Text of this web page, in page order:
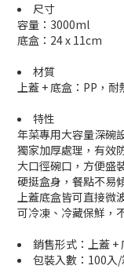
尺寸
容量：3000ml
底盒：24 x 11cm
材質
上蓋 + 底盒：PP，
特性
年菜專用大容量深碗
獨家加厚處理，有效
大口徑碗口，方便盛
硬挺盒身，餐點不易
上蓋底盒皆可直接微
可冷凍、冷藏保鮮，
銷售形式：上蓋 +
包裝入數：100入/